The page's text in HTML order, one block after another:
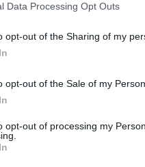
Data Processing Opt Outs
opt-out of the Sharing of my
opt-out of the Sale of my
opt-out of processing my
por